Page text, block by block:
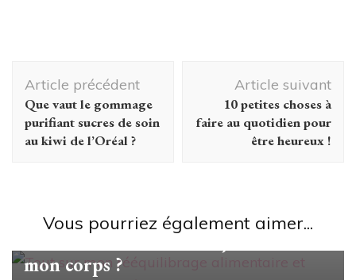
Navigation
d'article
Article précédent
Que vaut le gommage
purifiant sucres de soin
au kiwi de l’Oréal ?
Article suivant
10 petites choses à
faire au quotidien pour
être heureux !
Vous pourriez également aimer...
Tout sur mon rééquilibrage
alimentaire et comment j’ai affiné
mon corps ?